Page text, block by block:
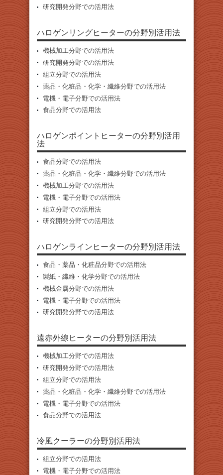
研究開発分野での活用法
ハロゲンリングヒーターの分野別活用法
機械加工分野での活用法
研究開発分野での活用法
組立分野での活用法
薬品・化粧品・化学・繊維分野での活用法
電機・電子分野での活用法
食品分野での活用法
ハロゲンポイントヒーターの分野別活用
法
食品分野での活用法
薬品・化粧品・化学・繊維分野での活用法
機械加工分野での活用法
電機・電子分野での活用法
組立分野での活用法
研究開発分野での活用法
ハロゲンラインヒーターの分野別活用法
食品・薬品・化粧品分野での活用法
製紙・繊維・化学分野での活用法
機械金属分野での活用法
電機・電子分野での活用法
研究開発分野での活用法
遠赤外線ヒーターの分野別活用法
機械加工分野での活用法
研究開発分野での活用法
組立分野での活用法
薬品・化粧品・化学・繊維分野での活用法
電機・電子分野での活用法
食品分野での活用法
冷風クーラーの分野別活用法
組立分野での活用法
電機・電子分野での活用法